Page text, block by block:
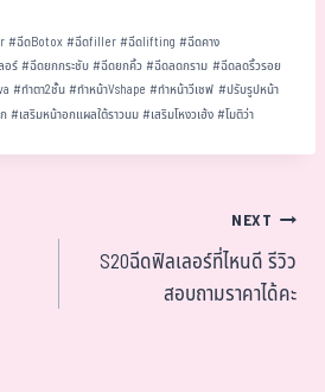
#ฉีดBotox#ฉีดfiller#ฉีดlifting #ฉีดคาง
อร์#ฉีดยกกระชับ#ฉีดยกคิ้ว #ฉีดลดกราม #ฉีดลดริ้วรอย
#ทำตา2ชั้น#ทำหน้าVshape #ทำหน้าวีเชฟ #ปรับรูปหน้า
#เสริมหน้าอกแผลใต้ราวนม#เสริมโหงวเฮ้ง #โมติว่า
NEXT
S20ฉีดฟิลเลอร์ที่ไหนดี รีวิว
สอบถามราคาได้คะ